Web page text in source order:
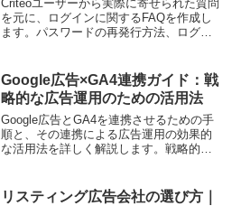
Criteoユーザーから実際に寄せられた質問
を元に、ログインに関するFAQを作成し
ます。パスワードの再発行方法、ログイ
クを中心に取り上げ、わかりやすく解
説。Criteoログインに関する疑問を網羅的
に解消します。
Google広告×GA4連携ガイド：戦
略的な広告運用のための活用法
Google広告とGA4を連携させるための手
順と、その連携による広告運用の効果的
な活用法を詳しく解説します。戦略的な
リスティング広告会社の選び方｜